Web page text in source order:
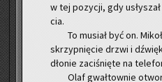
w tej po­zy­cji, gdy
cia.
To mu­siał być on.
skrzyp­nię­cie drzwi i
dło­nie za­ci­śnię­te na
Olaf gwał­tow­nie